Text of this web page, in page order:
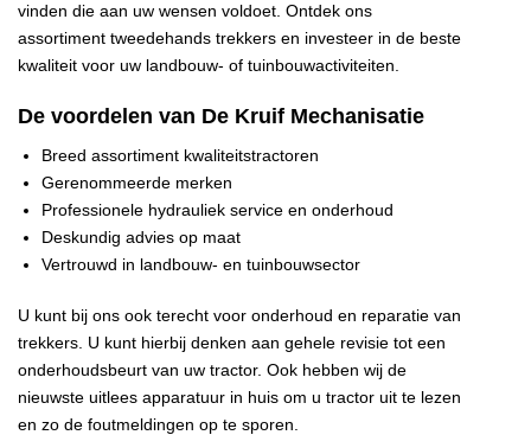
vinden die aan uw wensen voldoet. Ontdek ons
assortiment tweedehands trekkers en investeer in de beste
kwaliteit voor uw landbouw- of tuinbouwactiviteiten.
De voordelen van De Kruif Mechanisatie
Breed assortiment kwaliteitstractoren
Gerenommeerde merken
Professionele hydrauliek service en onderhoud
Deskundig advies op maat
Vertrouwd in landbouw- en tuinbouwsector
U kunt bij ons ook terecht voor onderhoud en reparatie van
trekkers. U kunt hierbij denken aan gehele revisie tot een
onderhoudsbeurt van uw tractor. Ook hebben wij de
nieuwste uitlees apparatuur in huis om u tractor uit te lezen
en zo de foutmeldingen op te sporen.